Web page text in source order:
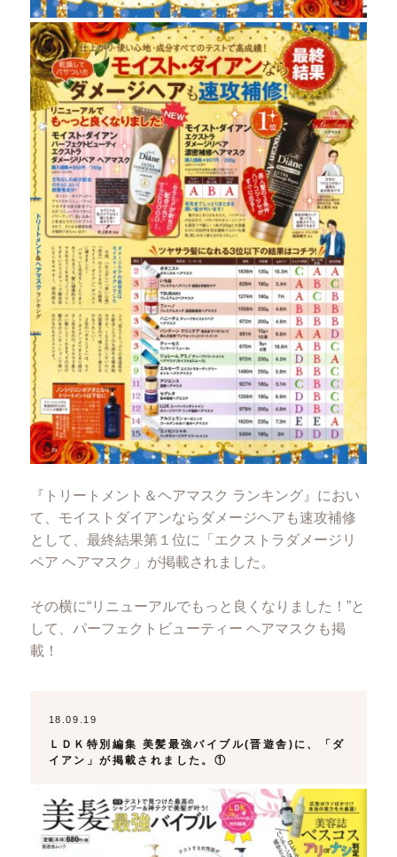
『トリートメント＆ヘアマスク ランキング』におい
て、モイストダイアンならダメージヘアも速攻補修
として、最終結果第１位に「エクストラダメージリ
ペア ヘアマスク」が掲載されました。
その横に“リニューアルでもっと良くなりました！”と
して、パーフェクトビューティー ヘアマスクも掲
載！
18.09.19
ＬＤＫ特別編集 美髪最強バイブル(晋遊舎)に、「ダ
イアン」が掲載されました。①